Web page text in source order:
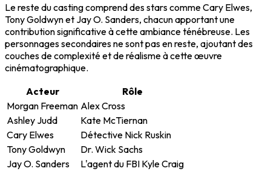
Le reste du casting comprend des stars comme Cary Elwes,
Tony Goldwyn et Jay O. Sanders, chacun apportant une
contribution significative à cette ambiance ténébreuse. Les
personnages secondaires ne sont pas en reste, ajoutant des
couches de complexité et de réalisme à cette œuvre
cinématographique.
Acteur
Rôle
Morgan Freeman Alex Cross
Ashley Judd
Kate McTiernan
Cary Elwes
Détective Nick Ruskin
Tony Goldwyn
Dr. Wick Sachs
Jay O. Sanders
L'agent du FBI Kyle Craig